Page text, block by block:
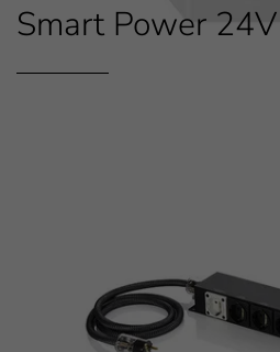
Smart Power 24V